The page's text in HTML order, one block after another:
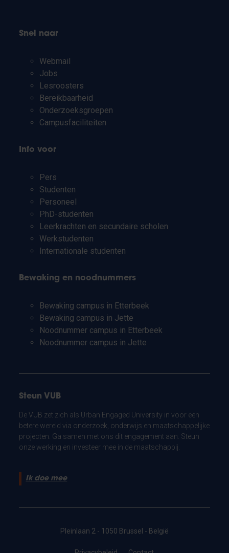
Snel naar
Webmail
Jobs
Lesroosters
Bereikbaarheid
Onderzoeksgroepen
Campusfaciliteiten
Info voor
Pers
Studenten
Personeel
PhD-studenten
Leerkrachten en secundaire scholen
Werkstudenten
Internationale studenten
Bewaking en noodnummers
Bewaking campus in Etterbeek
Bewaking campus in Jette
Noodnummer campus in Etterbeek
Noodnummer campus in Jette
Steun VUB
De VUB zet zich als Urban Engaged University in voor een
betere wereld via onderzoek, onderwijs en maatschappelijke
projecten. Ga samen met ons dit engagement aan. Steun
onze werking en investeer mee in de maatschappij.
Ik doe mee
Pleinlaan 2 - 1050 Brussel - België